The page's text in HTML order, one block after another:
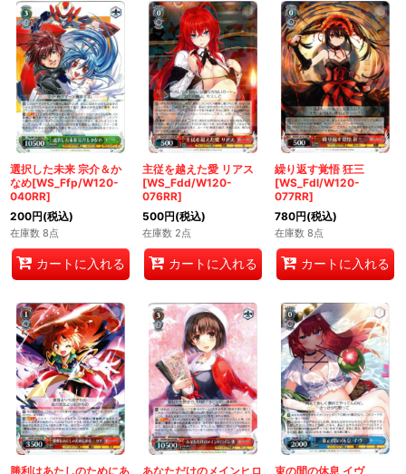
選択した未来 宗介＆か
なめ[WS_Ffp/W120-
040RR]
200円(税込)
在庫数 8点
カートに入れる
主従を越えた愛 リアス
[WS_Fdd/W120-
076RR]
500円(税込)
在庫数 2点
カートに入れる
繰り返す覚悟 狂三
[WS_Fdl/W120-
077RR]
780円(税込)
在庫数 8点
カートに入れる
勝利はあたしのためにあ あなただけのメインヒロ 束の間の休息 イヴ